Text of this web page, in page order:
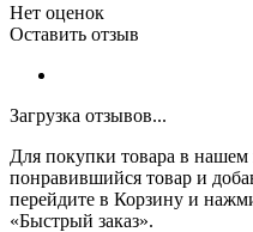
Нет оценок
Оставить отзыв
Загрузка отзывов...
Для покупки товара в нашем
понравившийся товар и
перейдите в Корзину и
«Быстрый заказ».